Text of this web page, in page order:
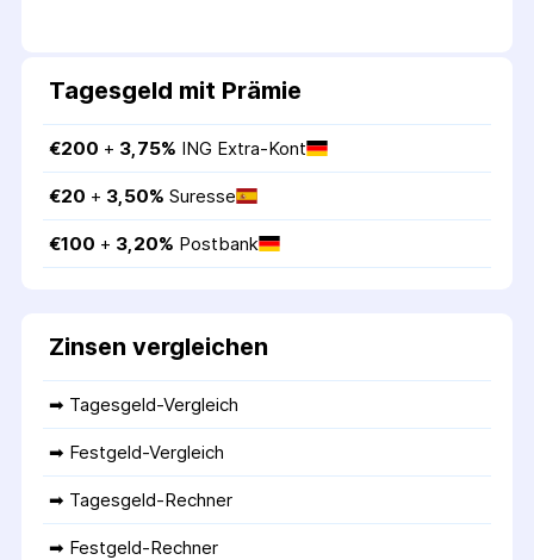
Tagesgeld mit Prämie
€200 + 3,75% ING Extra-Kont
€20 + 3,50% Suresse
€100 + 3,20% Postbank
Zinsen vergleichen
➡ Tagesgeld-Vergleich
➡ Festgeld-Vergleich
➡ Tagesgeld-Rechner
➡ Festgeld-Rechner